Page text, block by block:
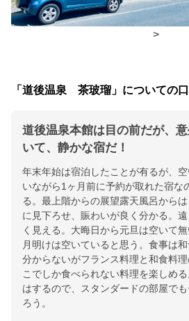
チェックイン・チェックアウト時間
チェックアウ
10:00
交通アクセス
クシー１５分／松山空港から車で３０分
楽天トラベル
ホテル詳細を詳し
>
「道後温泉 茶玻瑠」についての口
道後温泉本館は目の前だが、
いて、静かな宿だ！
年末年始は宿泊したことが有るが、
いながら1ヶ月前に予約が取れた宿な
る。最上階からの展望露天風呂から
に見下ろせ、賑わいが良く分かる。
く見える。大晦日から元旦は空いて
月明けは空いていると思う。食事は
分からないがフランス料理と和食料
こでしか食べられない料理を楽しめ
はするので、スタンダードの部屋で
ろう。